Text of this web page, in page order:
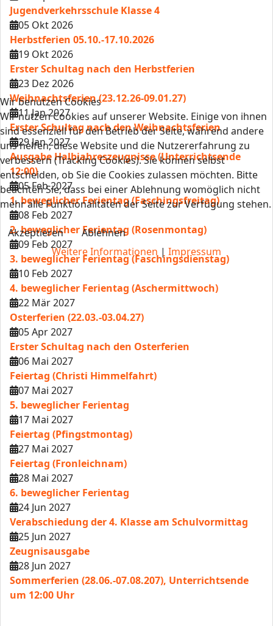
Jugendverkehrsschule Klasse 4
05 Okt 2026
Herbstferien 05.10.-17.10.2026
19 Okt 2026
Erster Schultag nach den Herbstferien
23 Dez 2026
Weihnachtsferien (23.12.26-09.01.27)
11 Jan 2027
Erster Schultag nach den Weihnachtsferien
29 Jan 2027
Ausgabe Halbjahreszeugnisse (Unterrichtsende
12:00)
05 Feb 2027
1. beweglicher Ferientag (Faschingsfreitag)
08 Feb 2027
2. beweglicher Ferientag (Rosenmontag)
09 Feb 2027
3. beweglicher Ferientag (Faschingsdienstag)
10 Feb 2027
4. beweglicher Ferientag (Aschermittwoch)
22 Mär 2027
Osterferien (22.03.-03.04.27)
05 Apr 2027
Erster Schultag nach den Osterferien
06 Mai 2027
Feiertag (Christi Himmelfahrt)
07 Mai 2027
5. beweglicher Ferientag
17 Mai 2027
Feiertag (Pfingstmontag)
27 Mai 2027
Feiertag (Fronleichnam)
28 Mai 2027
6. beweglicher Ferientag
24 Jun 2027
Verabschiedung der 4. Klasse am Schulvormittag
25 Jun 2027
Zeugnisausgabe
28 Jun 2027
Sommerferien (28.06.-07.08.207), Unterrichtsende
um 12:00 Uhr
Wir benutzen Cookies
Wir nutzen Cookies auf unserer Website. Einige von ihnen
sind essenziell für den Betrieb der Seite, während andere
uns helfen, diese Website und die Nutzererfahrung zu
verbessern (Tracking Cookies). Sie können selbst
entscheiden, ob Sie die Cookies zulassen möchten. Bitte
beachten Sie, dass bei einer Ablehnung womöglich nicht
mehr alle Funktionalitäten der Seite zur Verfügung stehen.
Akzeptieren
Ablehnen
Weitere Informationen | Impressum